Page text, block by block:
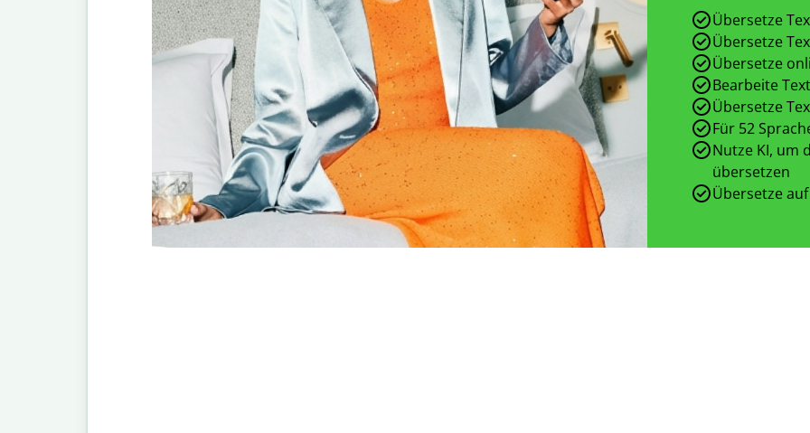
Übersetze
Übersetze
Übersetze
Bearbeite
Übersetze
Für 52
Nutze KI, um
übersetzen
Übersetze